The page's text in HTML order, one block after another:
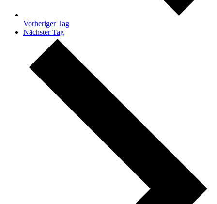
Vorheriger Tag
Nächster Tag